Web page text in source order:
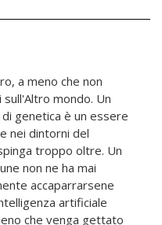
a meno che non
Un
ne ha mai
accaparrarsene
artificiale